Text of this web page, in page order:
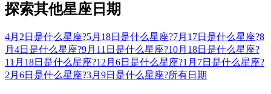
探索其他星座日期
4月2日是什么星座?5月18日是什么星座?7月17日是什么星座?8
月4日是什么星座?9月11日是什么星座?10月18日是什么星座?
11月18日是什么星座?12月6日是什么星座?1月7日是什么星座?
2月6日是什么星座?3月9日是什么星座?所有日期